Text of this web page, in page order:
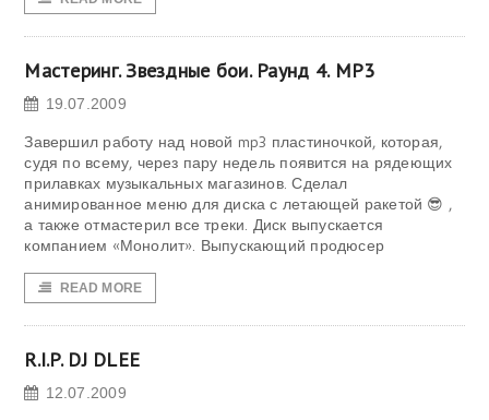
Мастеринг. Звездные бои. Раунд 4. MP3
19.07.2009
Завершил работу над новой mp3 пластиночкой, которая,
судя по всему, через пару недель появится на рядеющих
прилавках музыкальных магазинов. Сделал
анимированное меню для диска с летающей ракетой 😎 ,
а также отмастерил все треки. Диск выпускается
компанием «Монолит». Выпускающий продюсер
READ MORE
R.I.P. DJ DLEE
12.07.2009